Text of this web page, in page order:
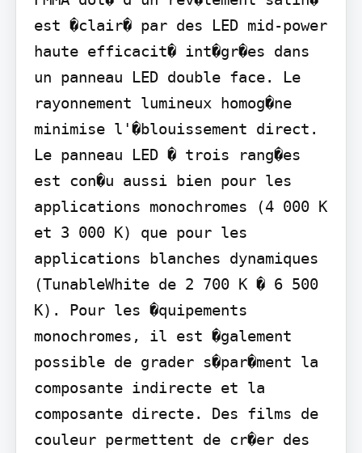
est �clair� par des LED mid-power
haute efficacit� int�gr�es dans
un panneau LED double face. Le
rayonnement lumineux homog�ne
minimise l'�blouissement direct.
Le panneau LED � trois rang�es
est con�u aussi bien pour les
applications monochromes (4 000 K
et 3 000 K) que pour les
applications blanches dynamiques
(TunableWhite de 2 700 K � 6 500
K). Pour les �quipements
monochromes, il est �galement
possible de grader s�par�ment la
composante indirecte et la
composante directe. Des films de
couleur permettent de cr�er des